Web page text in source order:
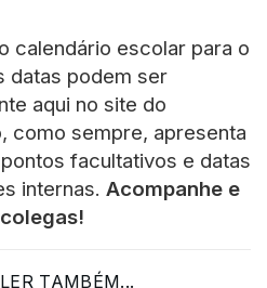
calendário escolar para o
datas podem ser
aqui no site do
como sempre, apresenta
facultativos e datas
internas. Acompanhe e
TAMBÉM...